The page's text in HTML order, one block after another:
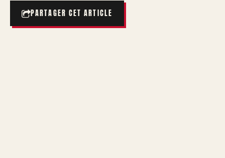
PARTAGER CET ARTICLE